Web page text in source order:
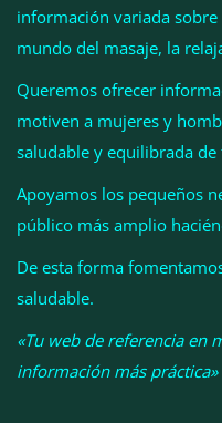
El entrenamiento
fuerza y la salud
información variada
mundo del masaje, la
Queremos ofrecer
motiven a mujeres y
saludable y equilibrada
Apoyamos los pequeños
público más amplio
De esta forma
saludable.
«Tu web de referencia en
información más práctica»